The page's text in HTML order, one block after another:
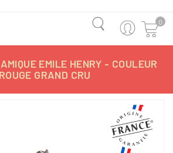
0
EMILE HENRY - COULEUR
GRAND CRU